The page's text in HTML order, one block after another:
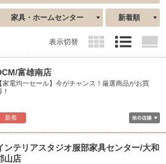
家具・ホームセンター 新着順
表示切替
新着
富雄南店
【家電均一セール】今がチャンス！厳選商品がお買
ンテリアスタジオ服部家具センター/大和
山店